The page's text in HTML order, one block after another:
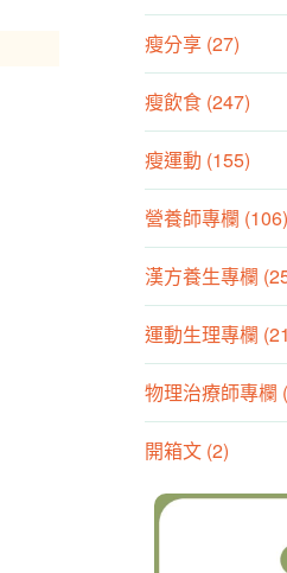
瘦分享 (27)
瘦飲食 (247)
瘦運動 (155)
營養師專欄 (106)
漢方養生專欄
運動生理專欄
物理治療師專欄
開箱文 (2)